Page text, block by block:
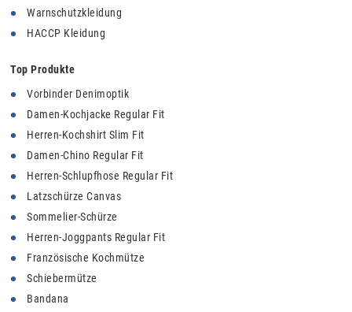
Warnschutzkleidung
HACCP Kleidung
Top Produkte
Vorbinder Denimoptik
Damen-Kochjacke Regular Fit
Herren-Kochshirt Slim Fit
Damen-Chino Regular Fit
Herren-Schlupfhose Regular Fit
Latzschürze Canvas
Sommelier-Schürze
Herren-Joggpants Regular Fit
Französische Kochmütze
Schiebermütze
Bandana